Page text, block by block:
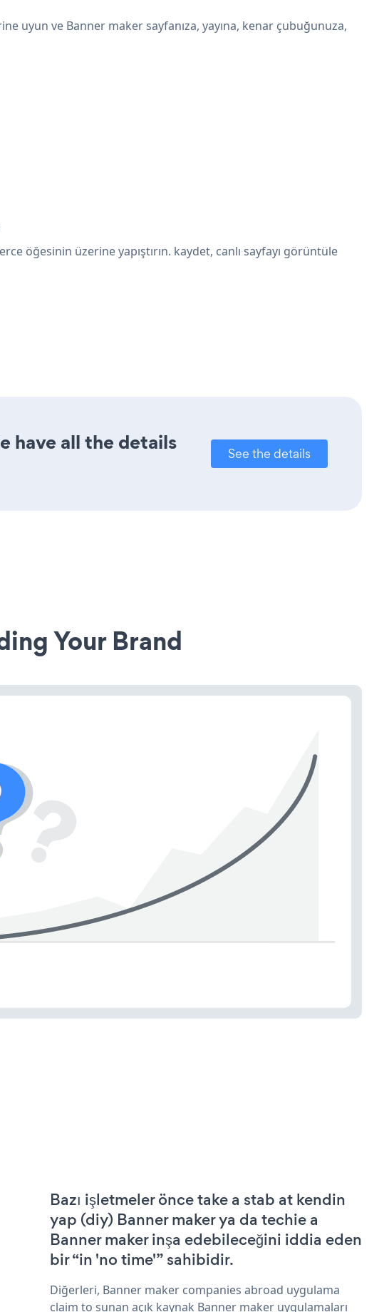
uyun ve Banner maker sayfanıza, yayına, kenar çubuğunuza,
öğesinin üzerine yapıştırın. kaydet, canlı sayfayı görüntüle
have all the details
See the details
Your Brand
Bazı işletmeler önce take a stab at kendin
yap (diy) Banner maker ya da techie a
Banner maker inşa edebileceğini iddia eden
bir “in 'no time'” sahibidir.
Diğerleri, Banner maker companies abroad uygulama
claim to sunan açık kaynak Banner maker uygulamaları